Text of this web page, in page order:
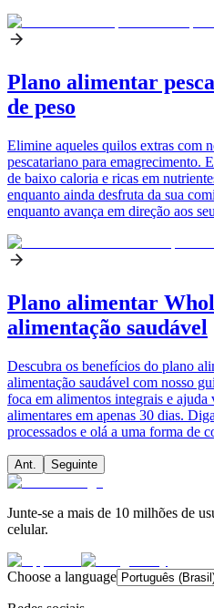
Plano alimentar
de peso
Elimine aqueles quilos extras com
pescatariano para emagrecimento.
de baixo caloria e ricas em
enquanto ainda desfruta da sua
enquanto avança em direção aos
Plano alimentar
alimentação saudável
Descubra os benefícios do plano
alimentação saudável com nosso
foca em alimentos integrais e ajuda
alimentares em apenas 30 dias.
processados e olá a uma forma de
Ant. Seguinte
Junte-se a mais de 10 milhões de
celular.
Choose a language